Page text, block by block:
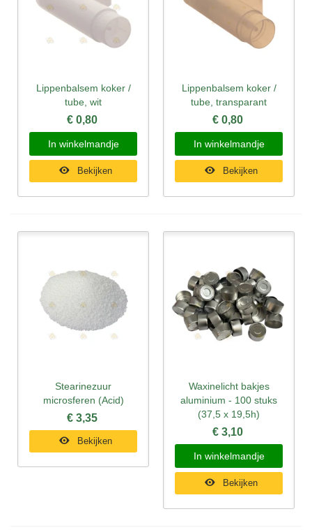
Lippenbalsem koker /
tube, wit
€ 0,80
In winkelmandje
Bekijken
Lippenbalsem koker /
tube, transparant
€ 0,80
In winkelmandje
Bekijken
Stearinezuur
microsferen (Acid)
€ 3,35
Bekijken
Waxinelicht bakjes
aluminium - 100 stuks
(37,5 x 19,5h)
€ 3,10
In winkelmandje
Bekijken